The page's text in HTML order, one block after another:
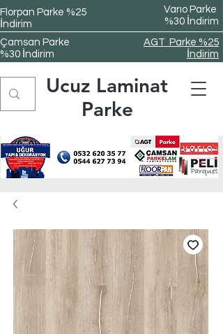
Florpan Parke %25
İndirim
Varıo Parke
%30 İndirim
Çamsan Parke
%30 İndirim
AGT Parke %25
İndirim
Ucuz Laminat
Parke